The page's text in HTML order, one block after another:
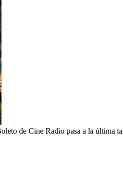
de Cine Radio pasa a la última